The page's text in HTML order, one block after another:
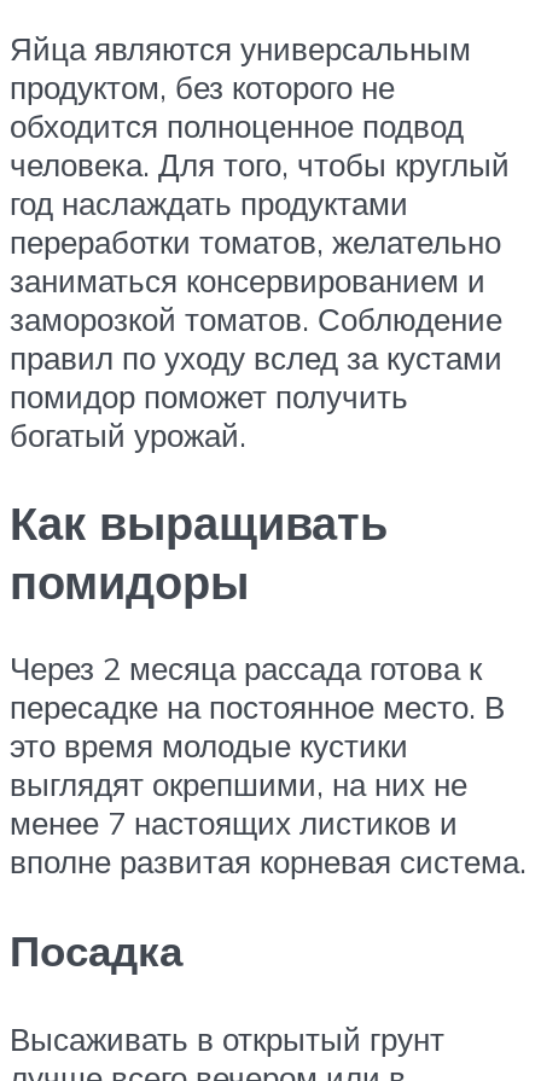
Яйца являются универсальным
продуктом, без которого не
обходится полноценное подвод
человека. Для того, чтобы круглый
год наслаждать продуктами
переработки томатов, желательно
заниматься консервированием и
заморозкой томатов. Соблюдение
правил по уходу вслед за кустами
помидор поможет получить
богатый урожай.
Как выращивать
помидоры
Через 2 месяца рассада готова к
пересадке на постоянное место. В
это время молодые кустики
выглядят окрепшими, на них не
менее 7 настоящих листиков и
вполне развитая корневая система.
Посадка
Высаживать в открытый грунт